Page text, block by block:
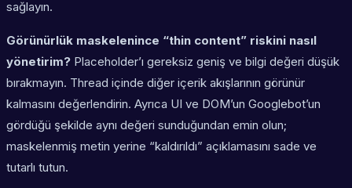
sağlayın.
Görünürlük maskelenince “thin content” riskini nasıl
yönetirim? Placeholder’ı gereksiz geniş ve bilgi değeri düşük
bırakmayın. Thread içinde diğer içerik akışlarının görünür
kalmasını değerlendirin. Ayrıca UI ve DOM’un Googlebot’un
gördüğü şekilde aynı değeri sunduğundan emin olun;
maskelenmiş metin yerine “kaldırıldı” açıklamasını sade ve
tutarlı tutun.